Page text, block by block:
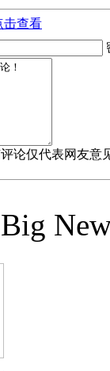
击查看
论仅代表网友意
Big